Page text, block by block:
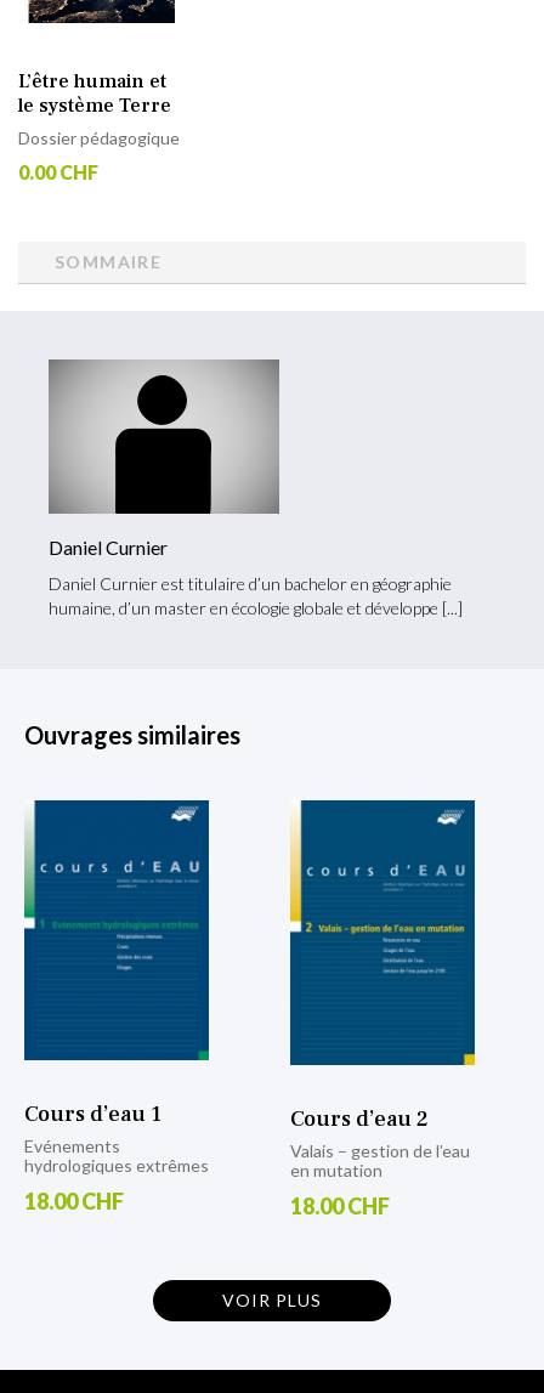
L’être humain et
le système Terre
Dossier pédagogique
0.00 CHF
SOMMAIRE
Daniel Curnier
Daniel Curnier est titulaire d’un bachelor en géographie
humaine, d’un master en écologie globale et développe
Ouvrages similaires
Cours d’eau 1
Evénements
hydrologiques extrêmes
18.00 CHF
Cours d’eau 2
Valais – gestion de l’eau
en mutation
18.00 CHF
VOIR PLUS